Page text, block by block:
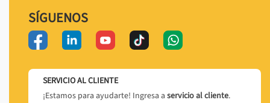
SÍGUENOS
SERVICIO AL CLIENTE
¡Estamos para ayudarte! Ingresa a servicio al cliente.